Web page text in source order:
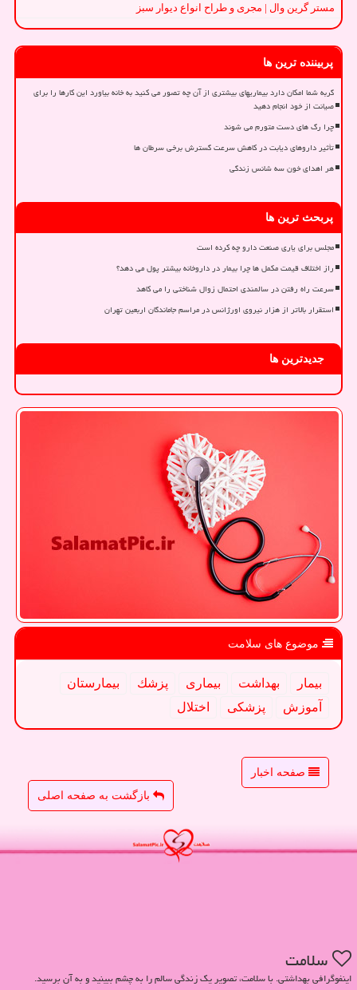
مستر گرین وال | مجری و طراح انواع دیوار سبز
پربیننده ترین ها
گربه شما امکان دارد بیماریهای بیشتری از آن چه تصور می کنید به خانه بیاورد این کارها را برای
صیانت از خود انجام دهید
چرا رگ های دست متورم می شوند
تأثیر داروهای دیابت در کاهش سرعت گسترش برخی سرطان ها
هر اهدای خون سه شانس زندگی
پربحث ترین ها
مجلس برای یاری صنعت دارو چه کرده است
راز اختلاف قیمت مکمل ها چرا بیمار در داروخانه بیشتر پول می دهد؟
سرعت راه رفتن در سالمندی احتمال زوال شناختی را می کاهد
استقرار بالاتر از هزار نیروی اورژانس در مراسم جاماندگان اربعین تهران
جدیدترین ها
موضوع های سلامت
بیمار بهداشت بیماری پزشك
بیمارستان
آموزش
پزشكی اختلال
صفحه اخبار
بازگشت به صفحه اصلی
سلامت
اینفوگرافی بهداشتی. با سلامت، تصویر یک زندگی سالم را به چشم ببینید و به آن برسید.